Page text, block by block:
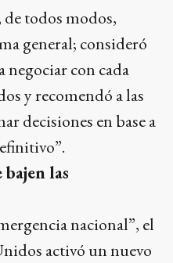
todos modos,
general; consideró
negociar con cada
y recomendó a las
decisiones en base a
las
nacional”, el
activó un nuevo